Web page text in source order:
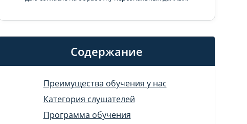
Содержание
Преимущества обучения у нас
Категория слушателей
Программа обучения